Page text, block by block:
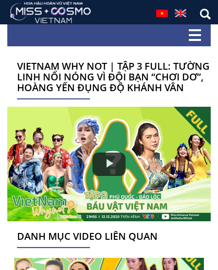
VIETNAM WHY NOT | TẬP 3 FULL: TƯỜNG
LINH NỔI NÓNG VÌ ĐỘI BẠN “CHƠI DƠ”,
HOÀNG YẾN ĐỤNG ĐỘ KHÁNH VÂN
Play
Video
DANH MỤC VIDEO LIÊN QUAN